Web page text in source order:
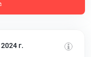
г.